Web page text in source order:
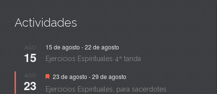
Actividades
AGO
15
15 de agosto -22 de agosto
Ejercicios Espirituales 4ª tanda
AGO
23
Destacado
23 de agosto -29 de agosto
Ejercicios Espirituales, para sacerdotes